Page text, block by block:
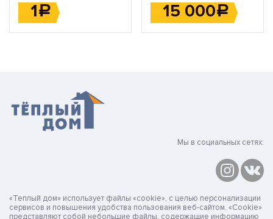
1Р 15 000Р
Мы в социальных сетях:
«Теплый дом» использует файлы «cookie», с целью персонализации
сервисов и повышения удобства пользования веб-сайтом. «Cookie»
представляют собой небольшие файлы, содержащие информацию